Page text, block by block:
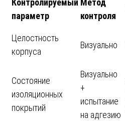
Контролируемый
параметр
Метод
контроля
Целостность
корпуса
Визуально
Состояние
изоляционных
покрытий
Визуально
+
испытание
на адгезию